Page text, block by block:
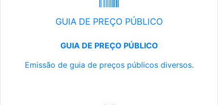
GUIA DE PREÇO PÚBLICO
GUIA DE PREÇO PÚBLICO
Emissão de guia de preços públicos diversos.